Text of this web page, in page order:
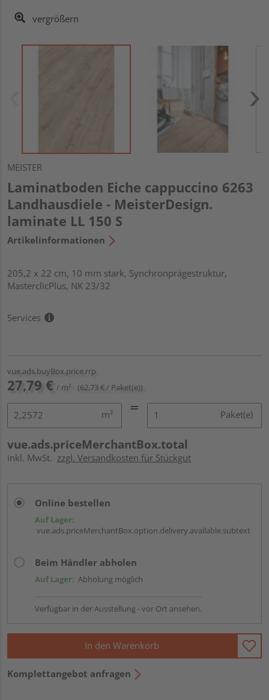
vergrößern
MEISTER
Laminatboden Eiche cappuccino 6263
Landhausdiele - MeisterDesign.
laminate LL 150 S
Artikelinformationen
205,2 x 22 cm, 10 mm stark, Synchronprägestruktur,
MasterclicPlus, NK 23/32
Services
vue.ads.buyBox.price.rrp
27,79 € / m² (62,73 € / Paket(e))
m² Paket(e)
vue.ads.priceMerchantBox.total
inkl. MwSt. zzgl. Versandkosten für Stückgut
Online bestellen
Auf Lager:
vue.ads.priceMerchantBox.option.delivery.available.subtext
Beim Händler abholen
Auf Lager: Abholung möglich
Verfügbar in der Ausstellung - vor Ort ansehen.
In den Warenkorb
Komplettangebot anfragen